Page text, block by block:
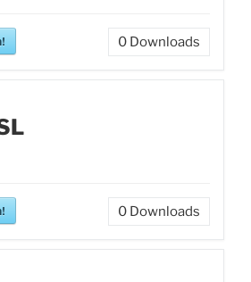
0 Downloads
0 Downloads